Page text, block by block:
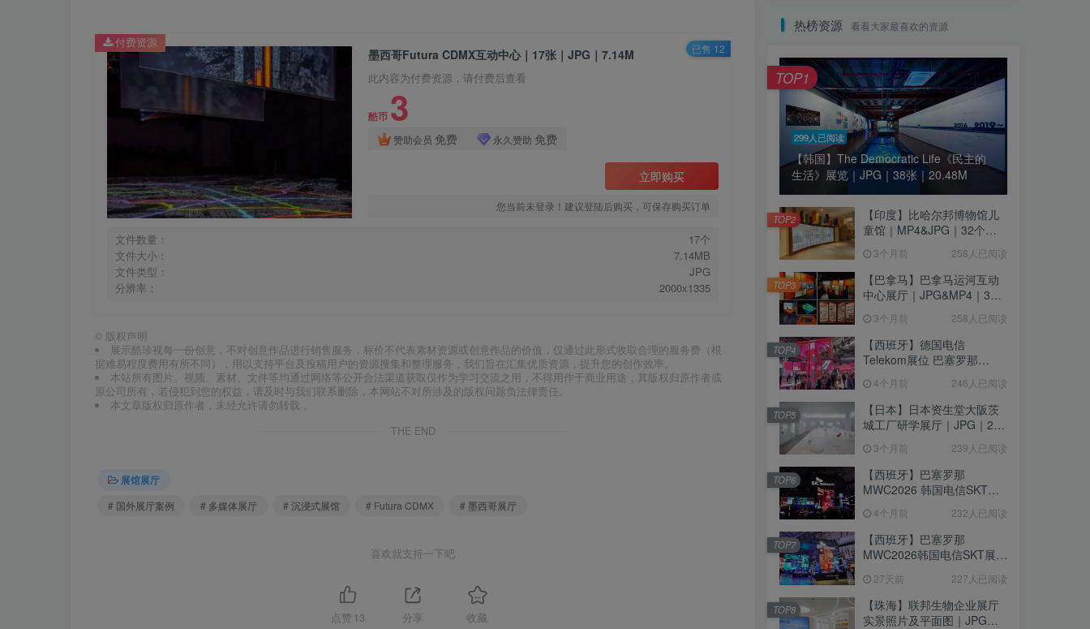
墨西哥Futura CDMX互动中心｜17张｜JPG｜7.14M
此内容为付费资源，请付费后查看
酷币 3
赞助会员 免费 永久赞助 免费
立即购买
您当前未登录！建议登陆后购买，可保存购买订单
文件数量：
17个
文件大小：
7.14MB
文件类型：
JPG
分辨率：
2000x1335
付费资源 已售 12
© 版权声明
展示酷珍视每一份创意，不对创意作品进行销售服务，标价不代表素材资源或创意作品的价值，仅通过此形式收取合理的服务费（根
据难易程度费用有所不同），用以支持平台及投稿用户的资源搜集和整理服务，我们旨在汇集优质资源，提升您的创作效率。
本站所有图片、视频、素材、文件等均通过网络等公开合法渠道获取仅作为学习交流之用，不得用作于商业用途，其版权归原作者或
原公司所有，若侵犯到您的权益，请及时与我们联系删除，本网站不对所涉及的版权问题负法律责任。
本文章版权归原作者，未经允许请勿转载 。
THE END
展馆展厅
# 国外展厅案例
# 多媒体展厅 # 沉浸式展馆 # Futura CDMX # 墨西哥展厅
喜欢就支持一下吧
点赞 13 分享 收藏
热榜资源 看看大家最喜欢的资源
299人已阅读
【韩国】The Democratic Life《民主的
生活》展览｜JPG｜38张｜20.48M
TOP1
【印度】比哈尔邦博物馆儿
童馆｜MP4&JPG｜32个｜
3个月前 258人已阅读
TOP2
【巴拿马】巴拿马运河互动
中心展厅｜JPG&MP4｜39
3个月前 258人已阅读
TOP3
【西班牙】德国电信
Telekom展位 巴塞罗那
｜77.42M
4个月前 246人已阅读
TOP4
【日本】日本资生堂大阪茨
城工厂研学展厅｜JPG｜26
3个月前 239人已阅读
TOP5
【西班牙】巴塞罗那
MWC2026 韩国电信SKT展
105.67M
4个月前 232人已阅读
TOP6
【西班牙】巴塞罗那
MWC2026韩国电信SKT展台
个｜16.51M
27天前 227人已阅读
TOP7
【珠海】联邦生物企业展厅
实景照片及平面图｜JPG｜
TOP8